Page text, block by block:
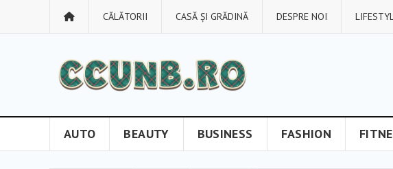
CĂLĂTORII CASĂ ȘI GRĂDINĂ DESPRE NOI
AUTO BEAUTY BUSINESS FASHION